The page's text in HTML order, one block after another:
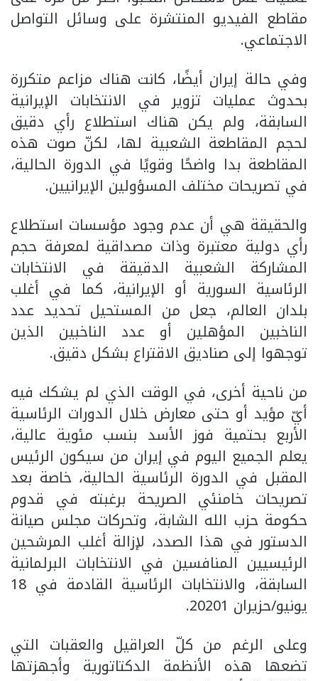
مقاطع الفيديو المنتشرة على وسائل التواصل
الاجتماعي.
وفي حالة إيران أيضًا، كانت هناك مزاعم متكررة
بحدوث عمليات تزوير في الانتخابات الإيرانية
السابقة، ولم يكن هناك استطلاع رأي دقيق
لحجم المقاطعة الشعبية لها، لكنّ صوت هذه
المقاطعة بدا واضحًا وقويًا في الدورة الحالية،
في تصريحات مختلف المسؤولين الإيرانيين.
والحقيقة هي أن عدم وجود مؤسسات استطلاع
رأي دولية معتبرة وذات مصداقية لمعرفة حجم
المشاركة الشعبية الدقيقة في الانتخابات
الرئاسية السورية أو الإيرانية، كما في أغلب
بلدان العالم، جعل من المستحيل تحديد عدد
الناخبين المؤهلين أو عدد الناخبين الذين
توجهوا إلى صناديق الاقتراع بشكل دقيق.
من ناحية أخرى، في الوقت الذي لم يشكك فيه
أيّ مؤيد أو حتى معارض خلال الدورات الرئاسية
الأربع بحتمية فوز الأسد بنسب مئوية عالية،
يعلم الجميع اليوم في إيران من سيكون الرئيس
المقبل في الدورة الرئاسية الحالية، خاصة بعد
تصريحات خامنئي الصريحة برغبته في قدوم
حكومة حزب الله الشابة، وتحركات مجلس صيانة
الدستور في هذا الصدد، لإزالة أغلب المرشحين
الرئيسيين المنافسين في الانتخابات البرلمانية
السابقة، والانتخابات الرئاسية القادمة في 18
يونيو/حزيران 20201.
وعلى الرغم من كلّ العراقيل والعقبات التي
تضعها هذه الأنظمة الدكتاتورية وأجهزتها